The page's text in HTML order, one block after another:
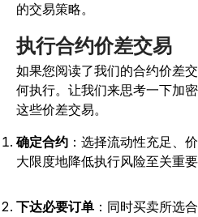
的交易策略。
执行合约价差交易
如果您阅读了我们的合约价差
何执行。让我们来思考一下加
这些价差交易。
确定合约 ：选择流动性充足、
大限度地降低执行风险至关重要
下达必要订单 ：同时买卖所选